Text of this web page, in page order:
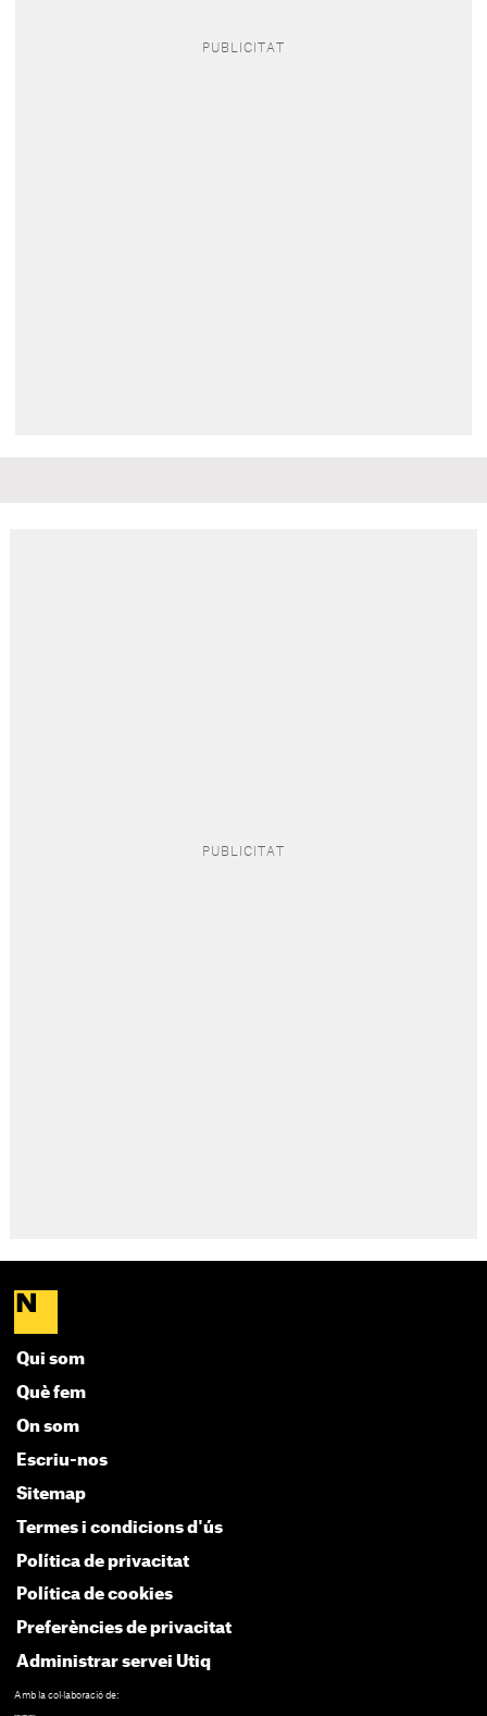
Qui som
Què fem
On som
Escriu-nos
Sitemap
Termes i condicions d'ús
Política de privacitat
Política de cookies
Preferències de privacitat
Administrar servei Utiq
Amb la col·laboració de: